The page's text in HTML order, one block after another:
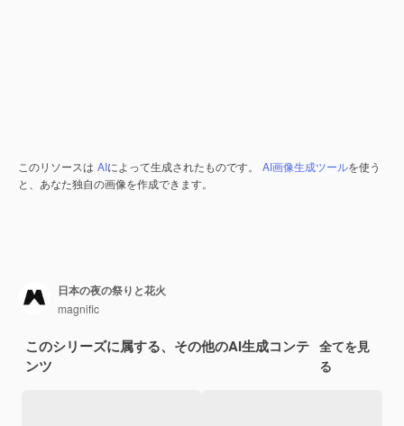
このリソースは AIによって生成されたものです。 AI画像生成ツールを使う
と、あなた独自の画像を作成できます。
日本の夜の祭りと花火
magnific
このシリーズに属する、その他のAI生成コンテ
ンツ
全てを見
る